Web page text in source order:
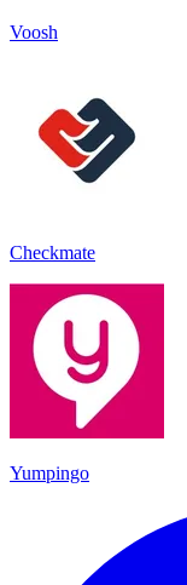
Voosh
Checkmate
Yumpingo